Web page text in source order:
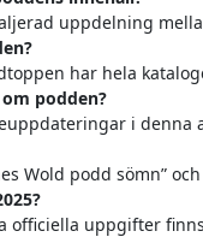
uppdelning
har hela
podden?
i denna
Wold podd sömn”
officiella uppgifter